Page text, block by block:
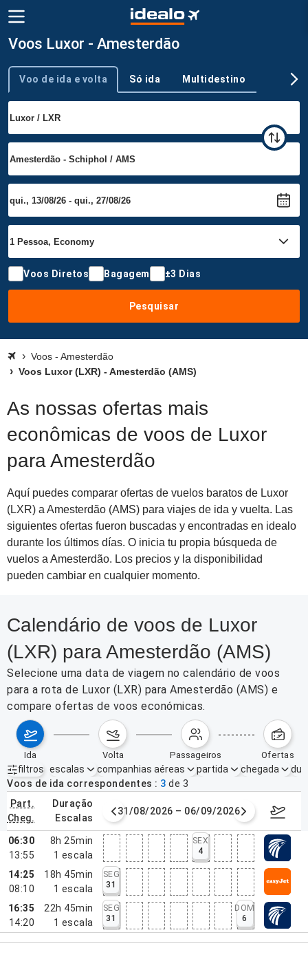
Voos Luxor - Amesterdão
Tipo de viagem
Voo de ida e volta Só ida Multidestino
Voos Diretos Bagagem ±3 Dias
Pesquisar
Voos - Amesterdão
Voos Luxor (LXR) - Amesterdão (AMS)
As nossas ofertas mais
econômicas de voos de Luxor
para Amesterdão
Aquí puedes comparar ofertas de vuelos baratos de Luxor
(LXR) a Amesterdão (AMS) para viajes de ida y vuelta. Las
siguientes ofertas fueron buscadas y encontradas en idealo
durante los últimos días. O inicia tu propia búsqueda de
vuelos a Amesterdão. Los precios y la disponibilidad
pueden cambiar en cualquier momento.
Calendário de voos de Luxor
(LXR) para Amesterdão (AMS)
Selecione uma data de viagem no calendário de voos
para a rota de Luxor (LXR) para Amesterdão (AMS) e
compare ofertas de voos económicas.
ida volta passageiros ofertas
filtros
Filtros ativos nenhum
escalas companhias aéreas partida chegada
Voos de ida correspondentes
3 de 3
part.
cheg.
duração
escalas
agosto de 2026 31/08/2026 – 06/09/2026 7–13
06:30
13:55
8h 25min
1 escala
SEX
4
14:25
08:10
18h 45min
1 escala
SEG
31
16:35
14:20
22h 45min
1 escala
SEG
31
DOM
6